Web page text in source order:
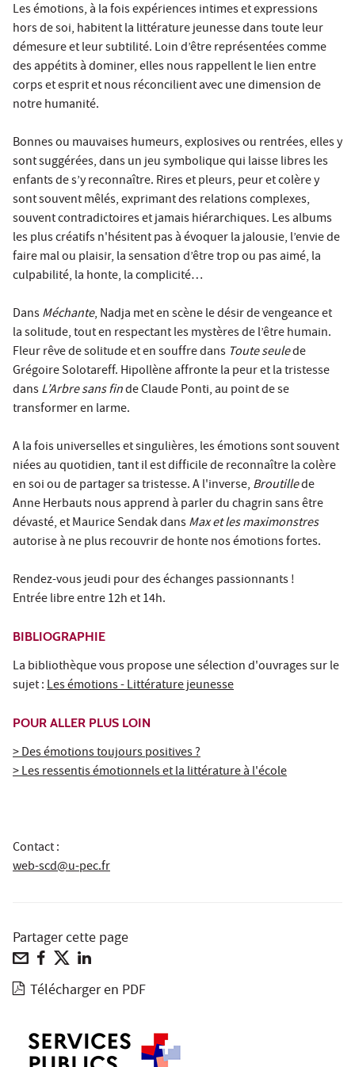
Les émotions, à la fois expériences intimes et expressions
hors de soi, habitent la littérature jeunesse dans toute leur
démesure et leur subtilité. Loin d’être représentées comme
des appétits à dominer, elles nous rappellent le lien entre
corps et esprit et nous réconcilient avec une dimension de
notre humanité.
Bonnes ou mauvaises humeurs, explosives ou rentrées, elles y
sont suggérées, dans un jeu symbolique qui laisse libres les
enfants de s’y reconnaître. Rires et pleurs, peur et colère y
sont souvent mêlés, exprimant des relations complexes,
souvent contradictoires et jamais hiérarchiques. Les albums
les plus créatifs n'hésitent pas à évoquer la jalousie, l’envie de
faire mal ou plaisir, la sensation d’être trop ou pas aimé, la
culpabilité, la honte, la complicité…
DansMéchante, Nadja met en scène le désir de vengeance et
la solitude, tout en respectant les mystères de l’être humain.
Fleur rêve de solitude et en souffre dans Toute seulede
Grégoire Solotareff. Hipollène affronte la peur et la tristesse
dansL’Arbre sans finde Claude Ponti, au point de se
transformer en larme.
A la fois universelles et singulières, les émotions sont souvent
niées au quotidien, tant il est difficile de reconnaître la colère
en soi ou de partager sa tristesse. A l'inverse, Broutillede
Anne Herbauts nous apprend à parler du chagrin sans être
dévasté, et Maurice Sendak dansMax et les maximonstres
autorise à ne plus recouvrir de honte nos émotions fortes.
Rendez-vous jeudi pour des échanges passionnants !
Entrée libre entre 12h et 14h.
BIBLIOGRAPHIE
La bibliothèque vous propose une sélection d'ouvrages sur le
sujet :Les émotions - Littérature jeunesse
POUR ALLER PLUS LOIN
> Des émotions toujours positives ?
> Les ressentis émotionnels et la littérature à l'école
Contact :
web-scd@u-pec.fr
Partager cette page
Télécharger en PDF